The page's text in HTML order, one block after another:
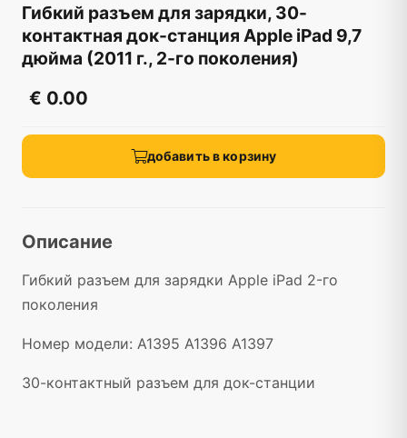
Гибкий разъем для зарядки, 30-
контактная док-станция Apple iPad 9,7
дюйма (2011 г., 2-го поколения)
€ 0.00
добавить в корзину
Описание
Гибкий разъем для зарядки Apple iPad 2-го
поколения
Номер модели: A1395 A1396 A1397
30-контактный разъем для док-станции